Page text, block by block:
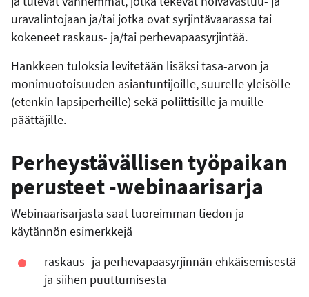
uravalintojaan ja/tai jotka ovat syrjintävaarassa tai
kokeneet raskaus- ja/tai perhevapaasyrjintää.
Hankkeen tuloksia levitetään lisäksi tasa-arvon ja
monimuotoisuuden asiantuntijoille, suurelle yleisölle
(etenkin lapsiperheille) sekä poliittisille ja muille
päättäjille.
Perheystävällisen työpaikan
perusteet -webinaarisarja
Webinaarisarjasta saat tuoreimman tiedon ja
käytännön esimerkkejä
raskaus- ja perhevapaasyrjinnän ehkäisemisestä
ja siihen puuttumisesta